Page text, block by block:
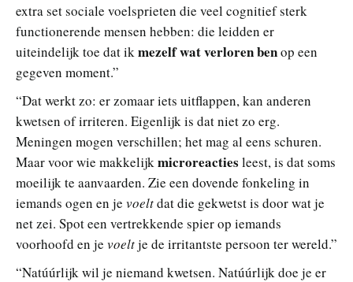
extra set sociale voelsprieten die veel cognitief sterk
functionerende mensen hebben: die leidden er
uiteindelijk toe dat ik mezelf wat verloren benop een
gegeven moment.”
“Dat werkt zo: er zomaar iets uitflappen, kan anderen
kwetsen of irriteren. Eigenlijk is dat niet zo erg.
Meningen mogen verschillen; het mag al eens schuren.
Maar voor wie makkelijk microreacties leest, is dat soms
moeilijk te aanvaarden. Zie een dovende fonkeling in
iemands ogen en je voeltdat die gekwetst is door wat je
net zei. Spot een vertrekkende spier op iemands
voorhoofd en je voeltje de irritantste persoon ter wereld.”
“Natúúrlijk wil je niemand kwetsen. Natúúrlijk doe je er